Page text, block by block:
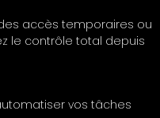
accès temporaires ou
le contrôle total depuis
vos tâches